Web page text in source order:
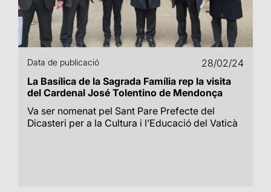
Data de publicació
28/02/24
La Basílica de la Sagrada Família rep la visita
del Cardenal José Tolentino de Mendonça
Va ser nomenat pel Sant Pare Prefecte del
Dicasteri per a la Cultura i l’Educació del Vaticà